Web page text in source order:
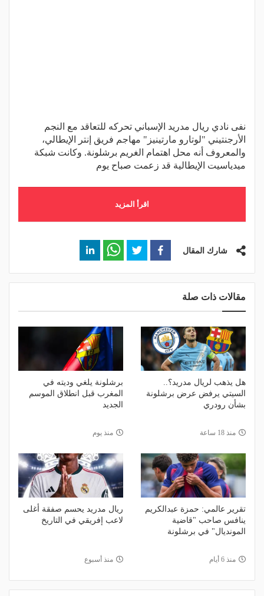
نفى نادي ريال مدريد الإسباني تحركه للتعاقد مع النجم
الأرجنتيني "لوتارو مارتينيز" مهاجم فريق إنتر الإيطالي،
والمعروف أنه محل اهتمام الغريم برشلونة. وكانت شبكة
ميدياسيت الإيطالية قد زعمت صباح يوم
اقرأ المزيد
شارك المقال
مقالات ذات صلة
هل يذهب لريال مدريد؟..
السيتي يرفض عرض برشلونة
بشأن رودري
منذ 18 ساعة
برشلونة يلغي وديته في
المغرب قبل انطلاق الموسم
الجديد
منذ يوم
تقرير عالمي: حمزة عبدالكريم
ينافس صاحب "قاضية
المونديال" في برشلونة
منذ 6 أيام
ريال مدريد يحسم صفقة أغلى
لاعب إفريقي في التاريخ
منذ أسبوع